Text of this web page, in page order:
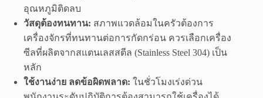
อุณหภูมิติดลบ
วัสดุต้องทนทาน: สภาพแวดล้อมในครัวต้องการ
เครื่องจักรที่ทนทานต่อการกัดกร่อน ควรเลือกเครื่อง
ซีลที่ผลิตจากสแตนเลสสตีล (Stainless Steel 304) เป็น
หลัก
ใช้งานง่าย ลดข้อผิดพลาด: ในชั่วโมงเร่งด่วน